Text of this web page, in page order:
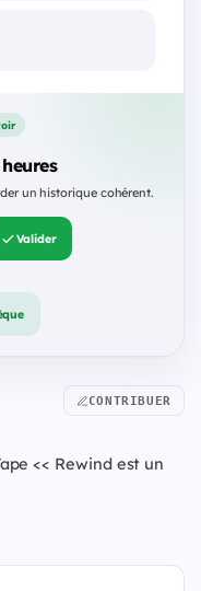
un historique cohérent.
Valider
CONTRIBUER
<< Rewind est un